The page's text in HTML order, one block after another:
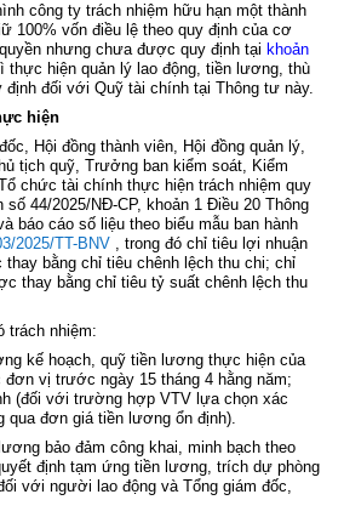
công ty trách nhiệm hữu hạn một thành
100% vốn điều lệ theo quy định của cơ
nhưng chưa được quy định tại khoản
thực hiện quản lý lao động, tiền lương, thù
định đối với Quỹ tài chính tại Thông tư này.
hiện
Hội đồng thành viên, Hội đồng quản lý,
tịch quỹ, Trưởng ban kiểm soát, Kiểm
chức tài chính thực hiện trách nhiệm quy
số 44/2025/NĐ-CP, khoản 1 Điều 20 Thông
báo cáo số liệu theo biểu mẫu ban hành
2025/TT-BNV , trong đó chỉ tiêu lợi nhuận
bằng chỉ tiêu chênh lệch thu chi; chỉ
thay bằng chỉ tiêu tỷ suất chênh lệch thu
trách nhiệm:
kế hoạch, quỹ tiền lương thực hiện của
vị trước ngày 15 tháng 4 hằng năm;
(đối với trường hợp VTV lựa chọn xác
qua đơn giá tiền lương ổn định).
bảo đảm công khai, minh bạch theo
định tạm ứng tiền lương, trích dự phòng
với người lao động và Tổng giám đốc,